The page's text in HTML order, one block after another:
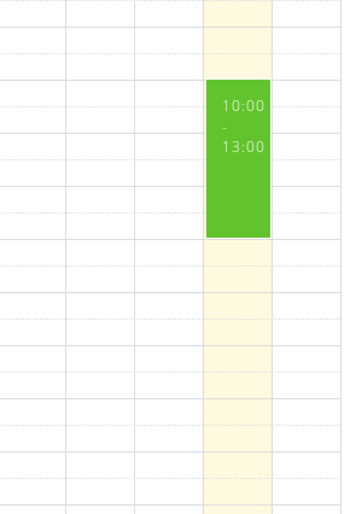
10:00
-
13:00